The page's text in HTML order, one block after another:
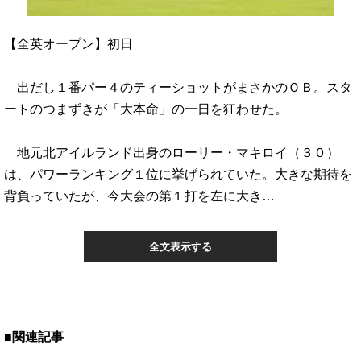
【全英オープン】初日
出だし１番パー４のティーショットがまさかのＯＢ。スタ
ートのつまずきが「大本命」の一日を狂わせた。
地元北アイルランド出身のローリー・マキロイ（３０）
は、パワーランキング１位に挙げられていた。大きな期待を
背負っていたが、今大会の第１打を左に大き…
全文表示する
■関連記事